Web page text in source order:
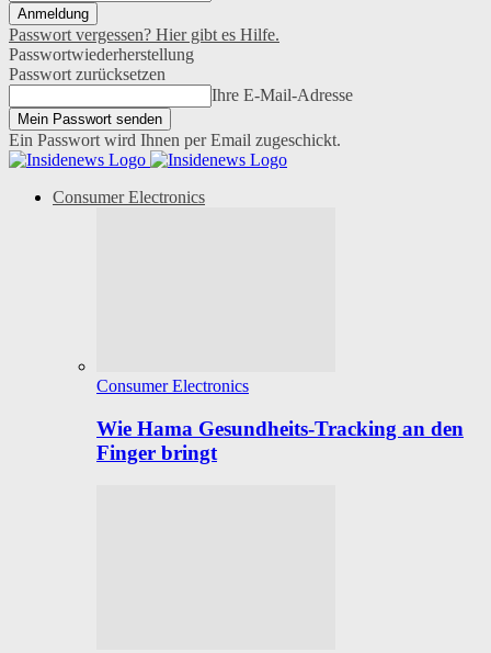
Passwort vergessen? Hier gibt es Hilfe.
Passwortwiederherstellung
Passwort zurücksetzen
Ihre E-Mail-Adresse
Ein Passwort wird Ihnen per Email zugeschickt.
Consumer Electronics
Consumer Electronics
Wie Hama Gesundheits-Tracking an den
Finger bringt